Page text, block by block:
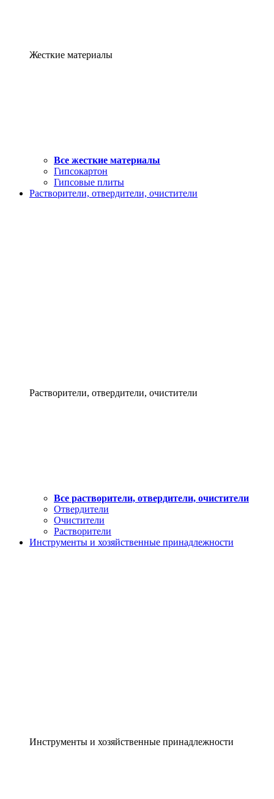
Жесткие материалы
Все жесткие материалы
Гипсокартон
Гипсовые плиты
Растворители, отвердители, очистители
Растворители, отвердители, очистители
Все растворители, отвердители, очистители
Отвердители
Очистители
Растворители
Инструменты и хозяйственные принадлежности
Инструменты и хозяйственные принадлежности